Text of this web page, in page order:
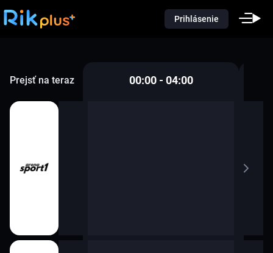
Prihlásenie
Prejsť na teraz 00:00 - 04:00